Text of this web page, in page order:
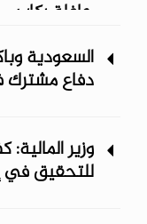
حافلة ركاب
السعودية
دفاع
للتحقيق في